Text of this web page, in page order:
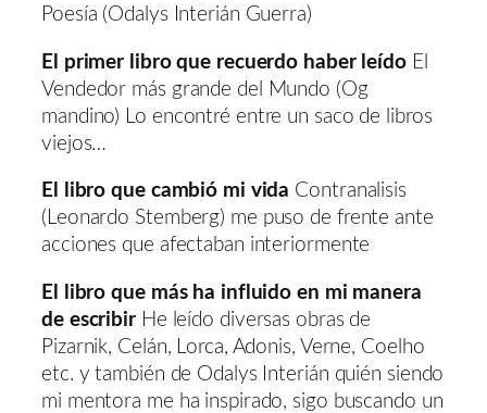
Poesía (Odalys Interián Guerra)
El primer libro que recuerdo haber leído El
Vendedor más grande del Mundo (Og
mandino) Lo encontré entre un saco de libros
viejos…
El libro que cambió mi vida Contranalisis
(Leonardo Stemberg) me puso de frente ante
acciones que afectaban interiormente
El libro que más ha influido en mi manera
de escribirHe leído diversas obras de
Pizarnik, Celán, Lorca, Adonis, Verne, Coelho
etc. y también de Odalys Interián quién siendo
mi mentora me ha inspirado, sigo buscando un